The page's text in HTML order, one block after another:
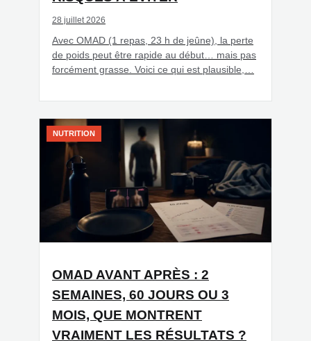
28 juillet 2026
Avec OMAD (1 repas, 23 h de jeûne), la perte
de poids peut être rapide au début… mais pas
forcément grasse. Voici ce qui est plausible,…
NUTRITION
OMAD AVANT APRÈS : 2
SEMAINES, 60 JOURS OU 3
MOIS, QUE MONTRENT
VRAIMENT LES RÉSULTATS ?